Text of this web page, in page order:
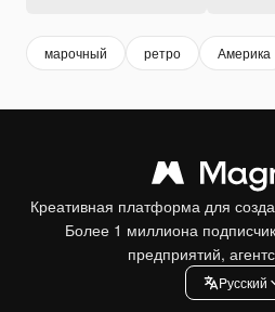
марочный ретро Америка
Креативная платформа для
Более 1 миллиона
предприятий,
Pусский